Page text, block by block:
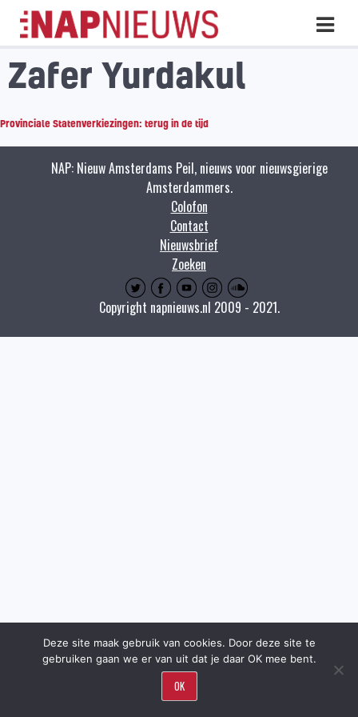
Skip
naar
inhoud
Zafer Yurdakul
Provinciale Statenverkiezingen: terug in de tijd
NAP: Nieuw Amsterdams Peil, nieuws voor nieuwsgierige
Amsterdammers.
Colofon
Contact
Nieuwsbrief
Zoeken
Copyright napnieuws.nl 2009 - 2021.
Deze site maak gebruik van cookies. Door deze site te
gebruiken gaan we er van uit dat je daar OK mee bent.
OK